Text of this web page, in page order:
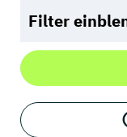
Filter